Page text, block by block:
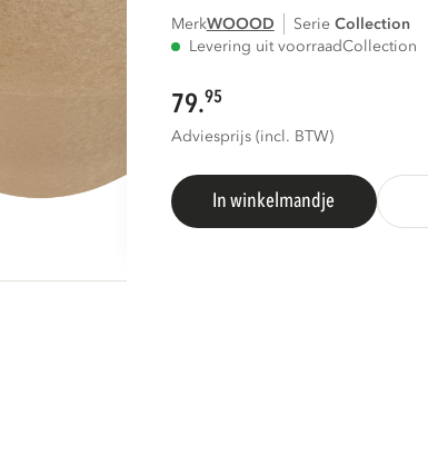
MerkWOOOD Serie
collection
Levering uit voorraadCollection
79.95
Adviesprijs (incl. BTW)
In winkelmandje